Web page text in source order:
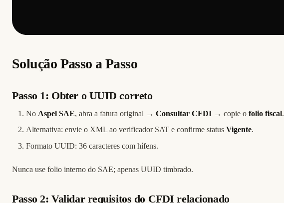
Solução Passo a Passo
Passo 1: Obter o UUID correto
No Aspel SAE, abra a fatura original → Consultar CFDI → copie o folio fiscal.
Alternativa: envie o XML ao verificador SAT e confirme status Vigente.
Formato UUID: 36 caracteres com hífens.
Nunca use folio interno do SAE; apenas UUID timbrado.
Passo 2: Validar requisitos do CFDI relacionado